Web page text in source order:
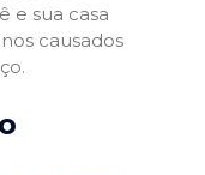
e sua casa
causados